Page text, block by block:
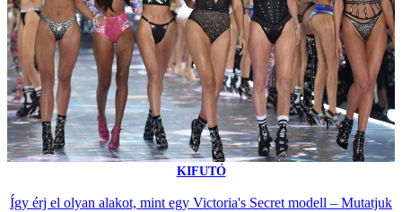
KIFUTÓ
Így érj el olyan alakot, mint egy Victoria's Secret modell – Mutatjuk